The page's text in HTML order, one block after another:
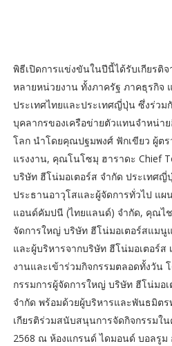
พิธีเปิดการแข่งขันในปีนี้ได้รับเกียรติ
หลายหน่วยงาน ทั้งภาครัฐ ภาคธุรกิจ
ประเทศไทยและประเทศญี่ปุ่น ซึ่งร่ว
บุคลากรของเครือข่ายตัวแทนจำหน่า
โลก นำโดยคุณปฐมพงศ์ ฟักเขียว ผู้ต
แรงงาน, คุณโนโซมุ ฮาราดะ Chief
บริษัท ฮีโน่มอเตอร์ส จำกัด ประเทศ
ประธานอาวุโสและผู้จัดการทั่วไป แ
แอนด์คัมปนี (ไทยแลนด์) จำกัด, คุณไ
จัดการใหญ่ บริษัท ฮีโน่มอเตอร์สแมนู
และผู้บริหารจากบริษัท ฮีโน่มอเตอร์ส
งานและเข้าร่วมกิจกรรมตลอดทั้งวัน
กรรมการผู้จัดการใหญ่ บริษัท ฮีโน่มอเ
จำกัด พร้อมด้วยผู้บริหารและพันธมิต
เกียรติร่วมสนับสนุนการจัดกิจกรรมใ
2568 ณ ห้องแกรนด์ ไดมอนด์ บอลรูม